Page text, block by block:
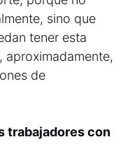
sino que
tener esta
aproximadamente,
de
trabajadores con